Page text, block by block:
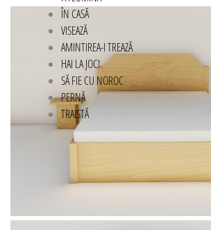
ÎN CASĂ
VISEAZĂ
AMINTIREA-I TREAZĂ
HAI LA JOC!
SĂ FIE CU NOROC
PERNĂ
TRAISTĂ